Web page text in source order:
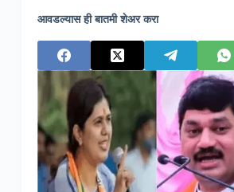
आवडल्यास ही बातमी शेअर करा